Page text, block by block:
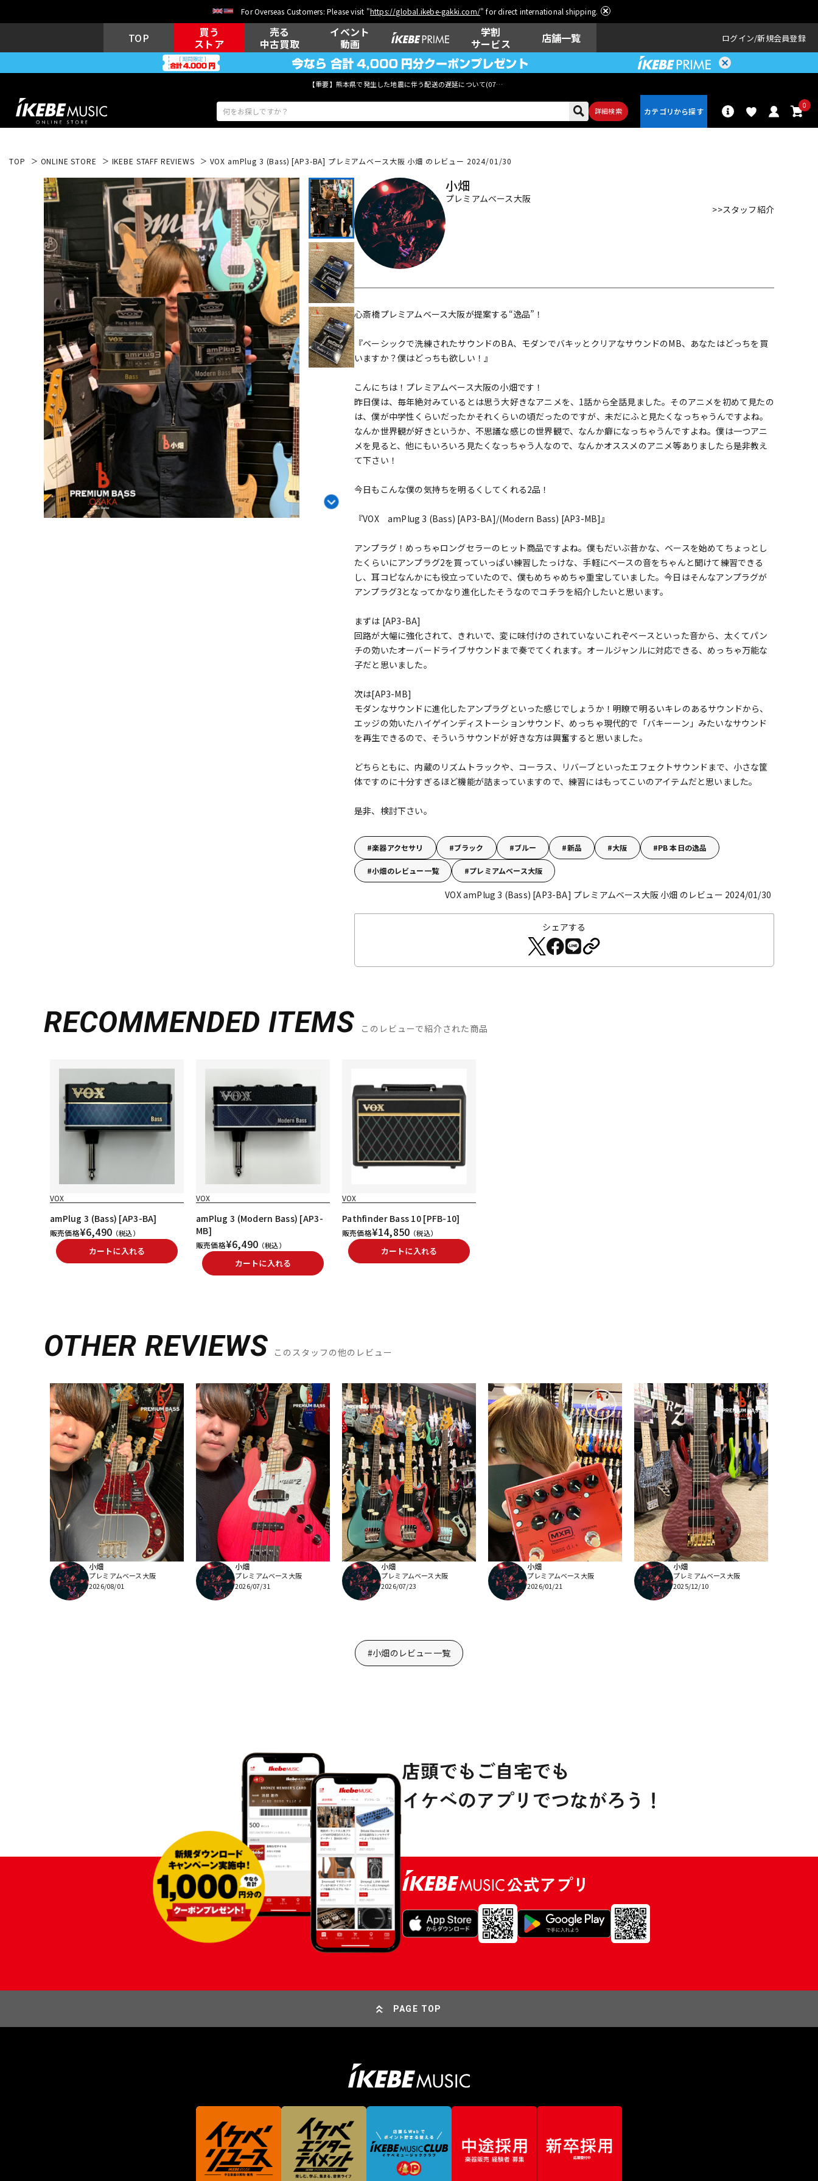
For Overseas Customers: Please visit "https://global.ikebe-gakki.com/" for direct international shipping.
TOP
買う
ストア
売る
中古買取
イベント
動画
学割
サービス
店舗一覧 ログイン 新規会員登録
【重要】熊本県で発生した地震に伴う配送の遅延について(07月29日
詳細検索
0
エレキギター アコギ/エレ
アコ ベース
キーボード 電子ピアノ 管楽器
DJ機器 DTM DTM オンラ
イン納品 グ機器 機器 リ
中古 ヴィンテージ
TOP ONLINE STORE IKEBE STAFF REVIEWS VOX amPlug 3 (Bass) [AP3-BA] プレミアムベース大阪 小畑 のレビュー 2024/01/30
小畑
プレミアムベース大阪
>>スタッフ紹介
心斎橋プレミアムベース大阪が提案する“逸品”！
『ベーシックで洗練されたサウンドのBA、モダンでバキッとクリアなサウンドのMB、あなたはどっちを買
いますか？僕はどっちも欲しい！』
こんにちは！プレミアムベース大阪の小畑です！
昨日僕は、毎年絶対みているとは思う大好きなアニメを、1話から全話見ました。そのアニメを初めて見たの
は、僕が中学性くらいだったかそれくらいの頃だったのですが、未だにふと見たくなっちゃうんですよね。
なんか世界観が好きというか、不思議な感じの世界観で、なんか癖になっちゃうんですよね。僕は一つアニ
メを見ると、他にもいろいろ見たくなっちゃう人なので、なんかオススメのアニメ等ありましたら是非教え
て下さい！
今日もこんな僕の気持ちを明るくしてくれる2品！
『VOX amPlug 3 (Bass) [AP3-BA]/(Modern Bass) [AP3-MB]』
アンプラグ！めっちゃロングセラーのヒット商品ですよね。僕もだいぶ昔かな、ベースを始めてちょっとし
たくらいにアンプラグ2を買っていっぱい練習したっけな、手軽にベースの音をちゃんと聞けて練習できる
し、耳コピなんかにも役立っていたので、僕もめちゃめちゃ重宝していました。今日はそんなアンプラグが
アンプラグ3となってかなり進化したそうなのでコチラを紹介したいと思います。
まずは [AP3-BA]
回路が大幅に強化されて、きれいで、変に味付けのされていないこれぞベースといった音から、太くてパン
チの効いたオーバードライブサウンドまで奏でてくれます。オールジャンルに対応できる、めっちゃ万能な
子だと思いました。
次は[AP3-MB]
モダンなサウンドに進化したアンプラグといった感じでしょうか！明瞭で明るいキレのあるサウンドから、
エッジの効いたハイゲインディストーションサウンド、めっちゃ現代的で「バキーーン」みたいなサウンド
を再生できるので、そういうサウンドが好きな方は興奮すると思いました。
どちらともに、内蔵のリズムトラックや、コーラス、リバーブといったエフェクトサウンドまで、小さな筐
体ですのに十分すぎるほど機能が詰まっていますので、練習にはもってこいのアイテムだと思いました。
是非、検討下さい。
楽器アクセサリ ブラック ブルー 新品 大阪 PB 本日の逸品
小畑のレビュー一覧 プレミアムベース大阪
VOX amPlug 3 (Bass) [AP3-BA] プレミアムベース大阪 小畑 のレビュー 2024/01/30
シェアする
RECOMMENDED ITEMS このレビューで紹介された商品
VOX
amPlug 3 (Bass) [AP3-BA]
販売価格¥6,490 （税込）
カートに入れる
VOX
amPlug 3 (Modern Bass) [AP3-
MB]
販売価格¥6,490 （税込）
カートに入れる
VOX
Pathfinder Bass 10 [PFB-10]
販売価格¥14,850 （税込）
カートに入れる
OTHER REVIEWS このスタッフの他のレビュー
小畑
プレミアムベース大阪
2026/08/01
小畑
プレミアムベース大阪
2026/07/31
小畑
プレミアムベース大阪
2026/07/23
小畑
プレミアムベース大阪
2026/01/21
小畑
プレミアムベース大阪
2025/12/10
#小畑のレビュー一覧
PAGE TOP